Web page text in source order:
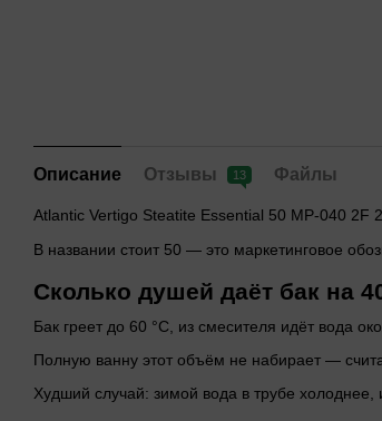
Описание Отзывы 13 Файлы
Atlantic Vertigo Steatite Essential 50 MP-040 2F
В названии стоит 50 — это маркетинговое
Сколько душей даёт бак на
Бак греет до 60 °C, из смесителя идёт вода
Полную ванну этот объём не набирает —
Худший случай: зимой вода в трубе